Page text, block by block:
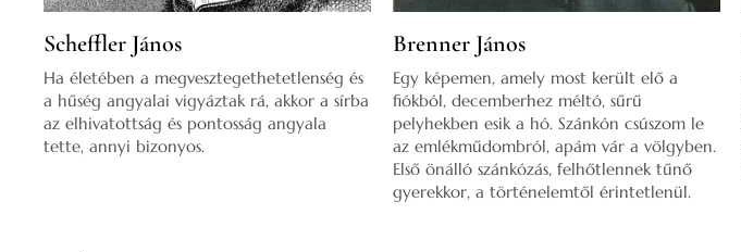
Scheffler János
Ha életében a megvesztegethetetlenség és
a hűség angyalai vigyáztak rá, akkor a sírba
az elhivatottság és pontosság angyala
tette, annyi bizonyos.
Brenner János
Egy képemen, amely most került elő a
fiókból, decemberhez méltó, sűrű
pelyhekben esik a hó. Szánkón csúszom le
az emlékműdombról, apám vár a völgyben.
Első önálló szánkózás, felhőtlennek tűnő
gyerekkor, a történelemtől érintetlenül.